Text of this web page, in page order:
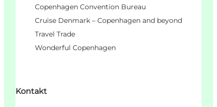
Copenhagen Convention Bureau
Cruise Denmark – Copenhagen and beyond
Travel Trade
Wonderful Copenhagen
Kontakt